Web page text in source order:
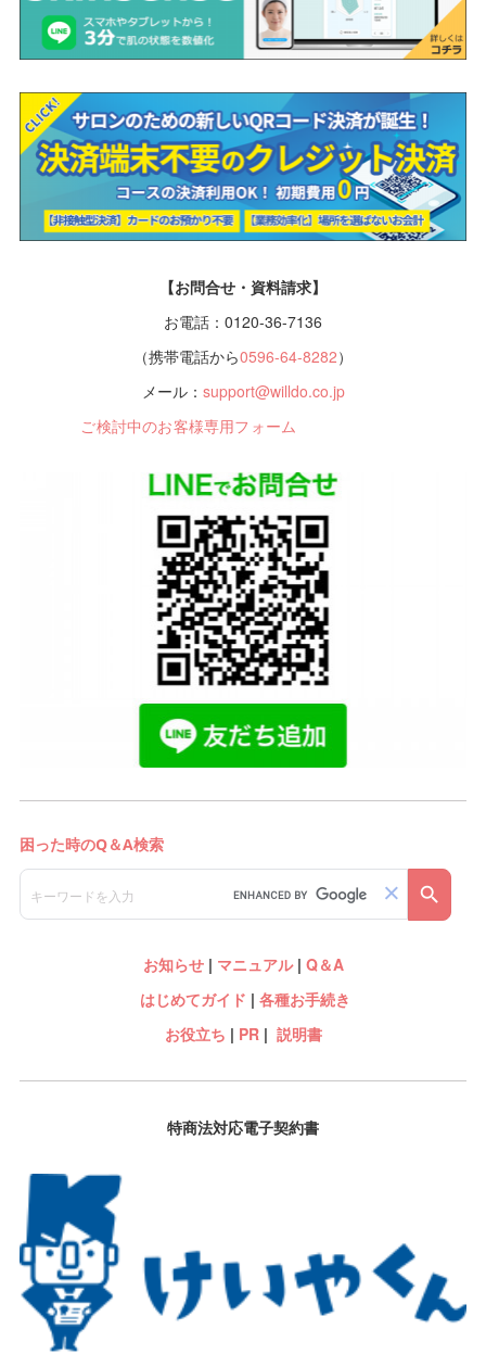
【お問合せ・資料請求】
お電話：0120-36-7136
（携帯電話から0596-64-8282）
メール： support@willdo.co.jp
ご検討中のお客様専用フォーム
お知らせ| マニュアル| Q＆A
はじめてガイド | 各種お手続き
お役立ち | PR| 説明書
特商法対応電子契約書